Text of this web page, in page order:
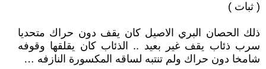
( ثبات )
ذلك الحصان البري الاصيل كان يقف دون حراك متحديا
سرب ذئاب يقف غير بعيد .. الذئاب كان يقلقها وقوفه
شامخا دون حراك ولم تنتبه لساقه المكسورة النازفه …